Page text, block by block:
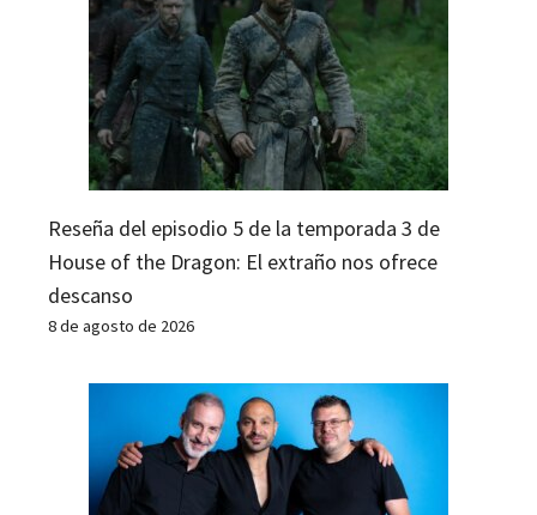
Reseña del episodio 5 de la temporada 3 de
House of the Dragon: El extraño nos ofrece
descanso
8 de agosto de 2026